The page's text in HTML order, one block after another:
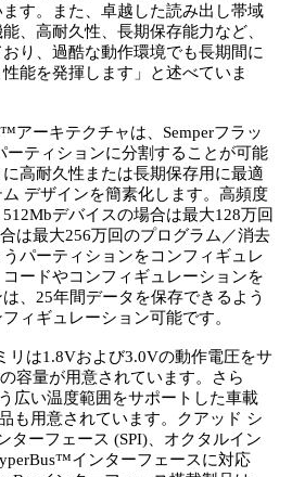
す。また、卓越した読み出し帯域
、高耐久性、長期保存能力など、
り、過酷な動作環境でも長期間に
能を発揮します」と述べていま
アーキテクチャは、Semperフラッ
ーティションに分割することが可能
高耐久性または長期保存用に最適
デザインを簡素化します。高頻度
デバイスの場合は最大128万回
は最大256万回のプログラム／消去
パーティションをコンフィギュレ
ドやコンフィギュレーションを
、25年間データを保存できるよう
ィギュレーション可能です。
リは1.8Vおよび3.0Vの動作電圧をサ
容量が用意されています。さら
広い温度範囲をサポートした車載
も用意されています。クアッド シ
ターフェース (SPI)、オクタルイン
インターフェースに対応